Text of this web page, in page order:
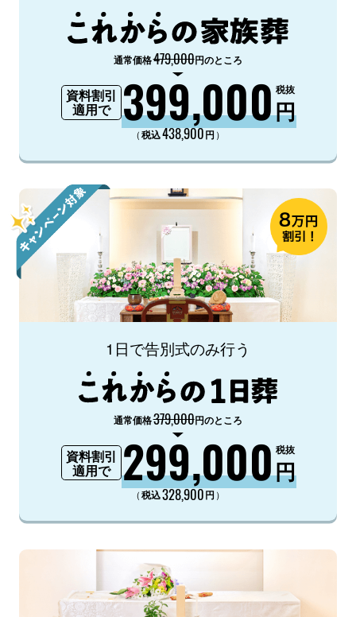
通常価格479,000円のところ
資料割引
適用で
399,000円
税抜
（税込438,900円 ）
1日で告別式のみ行う
通常価格379,000円のところ
資料割引
適用で
299,000円
税抜
（税込328,900円 ）